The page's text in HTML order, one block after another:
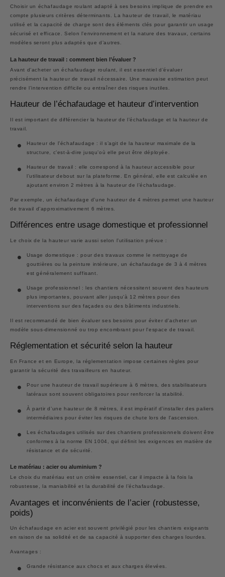
Choisir un échafaudage roulant adapté à ses besoins implique de prendre en
compte plusieurs critères déterminants. La hauteur de travail, le matériau
utilisé et la capacité de charge sont des éléments clés pour garantir un usage
sécurisé et efficace. Selon l’environnement et la nature des travaux, certains
modèles seront plus adaptés que d’autres.
La hauteur de travail : comment bien l’évaluer ?
Avant d’acheter un échafaudage roulant, il est essentiel d’évaluer
précisément la hauteur de travail nécessaire. Une mauvaise estimation peut
rendre l’intervention difficile ou entraîner des risques inutiles.
Hauteur de l’échafaudage et hauteur d’intervention
Il est important de différencier la hauteur de l’échafaudage etla hauteur de
travail
Hauteur de l’échafaudage : il s’agit de la hauteur maximale de la
structure, c’est-à-dire jusqu’où elle peut être déployée.
Hauteur de travail : elle correspond à la hauteur accessible pour
l’utilisateur debout sur la plateforme. En général, elle est calculée en
ajoutant environ 2 mètres à la hauteur de l’échafaudage.
Par exemple, un échafaudage d’une hauteur de4 mètres permet une hauteur
de travail d’approximativement 6 mètres.
Différences entre usage domestique et professionnel
Le choix de la hauteur varie aussi selon l’utilisation prévue :
Usage domestique : pour des travaux comme le nettoyage de
gouttières ou la peinture intérieure, un échafaudage de 3 à 4 mètres
est généralement suffisant.
Usage professionnel : les chantiers nécessitent souvent des hauteurs
plus importantes, pouvant aller jusqu’à 12 mètres pour des
interventions sur des façades ou des bâtiments industriels.
Il est recommandé de bien évaluer ses besoins pour éviter d’acheter un
modèle sous-dimensionné ou trop encombrant pour l’espace de travail.
Réglementation et sécurité selon la hauteur
En France et en Europe, la réglementation impose certaines règles pour
garantir la sécurité des travailleurs en hauteur.
Pour une hauteur de travail supérieure à 6 mètres , des stabilisateurs
latéraux sont souvent obligatoires pour renforcer la stabilité.
À partir d’une hauteur de 8 mètres , il est impératif d’installer des paliers
intermédiaires pour éviter les risques de chute lors de l’ascension.
Les échafaudages utilisés sur des chantiers professionnels doivent être
conformes à la norme EN 1004
, qui définit les exigences en matière de
résistance et de sécurité.
Le matériau : acier ou aluminium ?
Le choix du matériau est un critère essentiel, car il impacte à la fois la
robustesse, la maniabilité et la durabilité de l’échafaudage.
Avantages et inconvénients de l’acier (robustesse,
poids)
Un échafaudage en acier est souvent privilégié pour les chantiers exigeants
en raison de sa solidité et de sa capacité à supporter des charges lourdes.
Avantages :
Grande résistance aux chocs et aux charges élevées.